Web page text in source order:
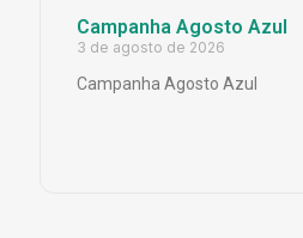
Campanha Agosto Azul
3 de agosto de 2026
Campanha Agosto Azul